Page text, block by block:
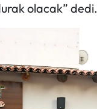
olacak” dedi.